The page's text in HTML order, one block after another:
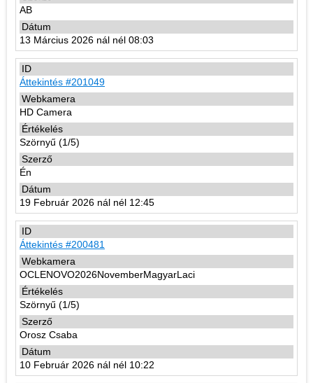
AB
13 Március 2026 nál nél 08:03
Áttekintés #201049
HD Camera
Szörnyű (1/5)
Én
19 Február 2026 nál nél 12:45
Áttekintés #200481
OCLENOVO2026NovemberMagyarLaci
Szörnyű (1/5)
Orosz Csaba
10 Február 2026 nál nél 10:22